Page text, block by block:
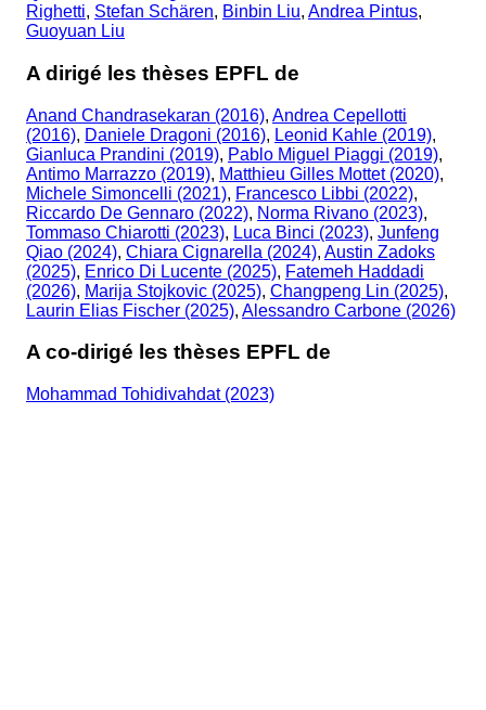
Righetti, Stefan Schären, Binbin Liu, Andrea Pintus,
Guoyuan Liu
A dirigé les thèses EPFL de
Anand Chandrasekaran (2016), Andrea Cepellotti
(2016), Daniele Dragoni (2016), Leonid Kahle (2019),
Gianluca Prandini (2019), Pablo Miguel Piaggi (2019),
Antimo Marrazzo (2019), Matthieu Gilles Mottet (2020),
Michele Simoncelli (2021), Francesco Libbi (2022),
Riccardo De Gennaro (2022), Norma Rivano (2023),
Tommaso Chiarotti (2023), Luca Binci (2023), Junfeng
Qiao (2024), Chiara Cignarella (2024), Austin Zadoks
(2025), Enrico Di Lucente (2025), Fatemeh Haddadi
(2026), Marija Stojkovic (2025), Changpeng Lin (2025),
Laurin Elias Fischer (2025), Alessandro Carbone (2026)
A co-dirigé les thèses EPFL de
Mohammad Tohidivahdat (2023)